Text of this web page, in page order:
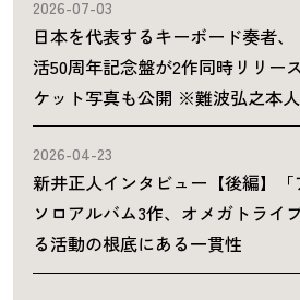
2026-07-03
日本を代表するキーボード奏者
活50周年記念盤が2作同時リリー
ケット写真も公開 ※難波弘之本
2026-04-23
新井正人インタビュー【後編】「
ソロアルバム3作、オメガトライ
る活動の根底にある一貫性